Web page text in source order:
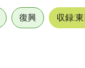
復興 収録: